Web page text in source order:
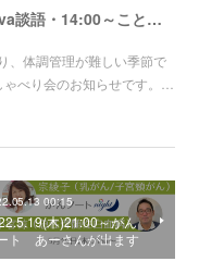
2026.6.21(日)10:00～おしゃべり会Cava談語・14:00～ことのは
、体調管理が難しい季節で
べり会のお知らせです。…
00:15
木)21:00～がん
ト あーさんが出ます